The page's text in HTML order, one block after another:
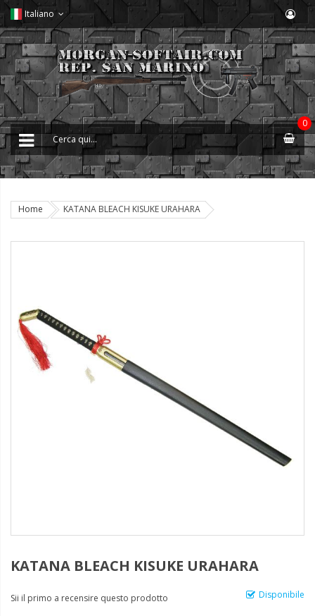
Italiano
0
Home KATANA BLEACH KISUKE URAHARA
KATANA BLEACH KISUKE URAHARA
Disponibile
Sii il primo a recensire questo prodotto